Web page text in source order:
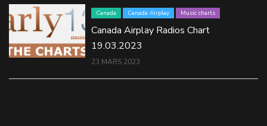
Canada Canada Airplay Music charts
Canada Airplay Radios Chart
19.03.2023
23 MARS 2023